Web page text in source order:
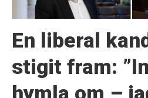
En liberal
stigit fram: